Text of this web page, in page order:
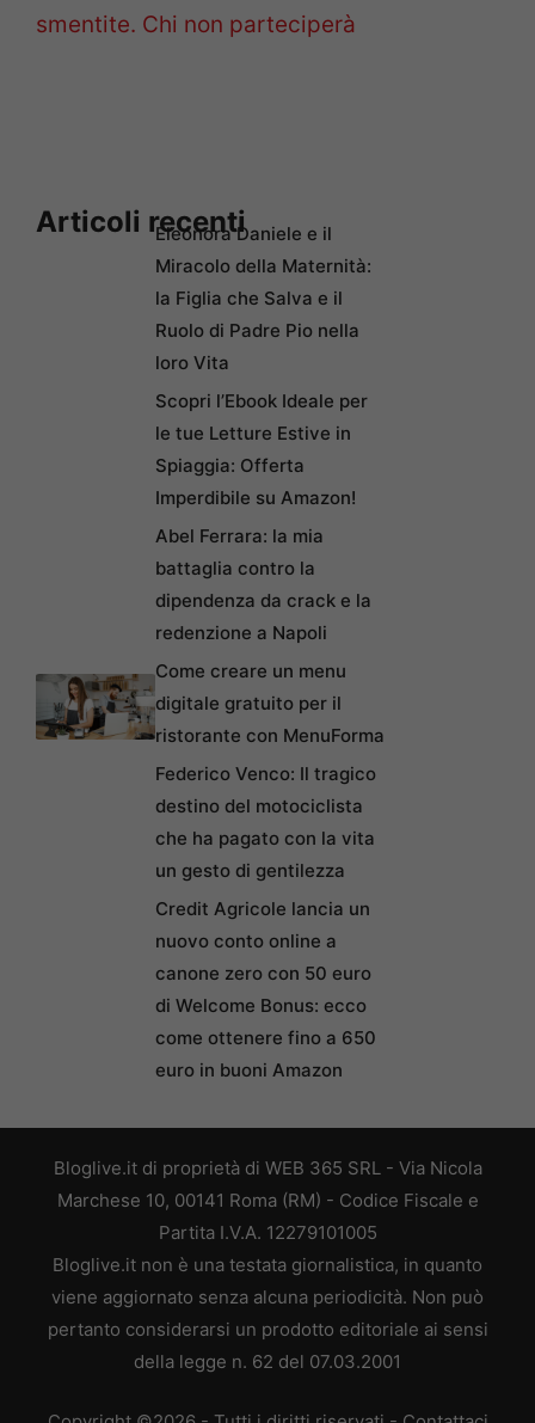
smentite. Chi non parteciperà
Articoli recentiEleonora Daniele e il
Miracolo della Maternità:
la Figlia che Salva e il
Ruolo di Padre Pio nella
loro Vita
Scopri l’Ebook Ideale per
le tue Letture Estive in
Spiaggia: Offerta
Imperdibile su Amazon!
Abel Ferrara: la mia
battaglia contro la
dipendenza da crack e la
redenzione a Napoli
Come creare un menu
digitale gratuito per il
ristorante con MenuForma
Federico Venco: Il tragico
destino del motociclista
che ha pagato con la vita
un gesto di gentilezza
Credit Agricole lancia un
nuovo conto online a
canone zero con 50 euro
di Welcome Bonus: ecco
come ottenere fino a 650
euro in buoni Amazon
Bloglive.it di proprietà di WEB 365 SRL - Via Nicola
Marchese 10, 00141 Roma (RM) - Codice Fiscale e
Partita I.V.A. 12279101005
Bloglive.it non è una testata giornalistica, in quanto
viene aggiornato senza alcuna periodicità. Non può
pertanto considerarsi un prodotto editoriale ai sensi
della legge n. 62 del 07.03.2001